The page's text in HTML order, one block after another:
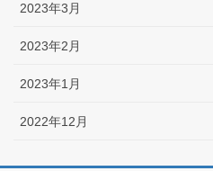
2023年3月
2023年2月
2023年1月
2022年12月